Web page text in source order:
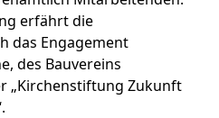
erfährt die
das Engagement
des Bauvereins
„Kirchenstiftung Zukunft